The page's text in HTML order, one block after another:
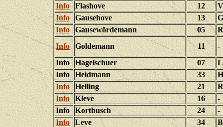
Info
Flashove 12
Info
Gausehove 13
Info
Gausewördemann 05
Info
Goldemann 11
-
Info
Hagelschuer 07
Info
Heidmann 33
Info
Helling 21
Info
Kleve 16
-
Info
Kortbusch 24
-
Info
Leve 34